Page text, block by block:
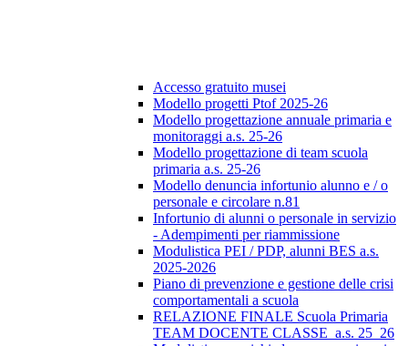
Accesso gratuito musei
Modello progetti Ptof 2025-26
Modello progettazione annuale primaria e
monitoraggi a.s. 25-26
Modello progettazione di team scuola
primaria a.s. 25-26
Modello denuncia infortunio alunno e / o
personale e circolare n.81
Infortunio di alunni o personale in servizio
- Adempimenti per riammissione
Modulistica PEI / PDP, alunni BES a.s.
2025-2026
Piano di prevenzione e gestione delle crisi
comportamentali a scuola
RELAZIONE FINALE Scuola Primaria
TEAM DOCENTE CLASSE_a.s. 25_26